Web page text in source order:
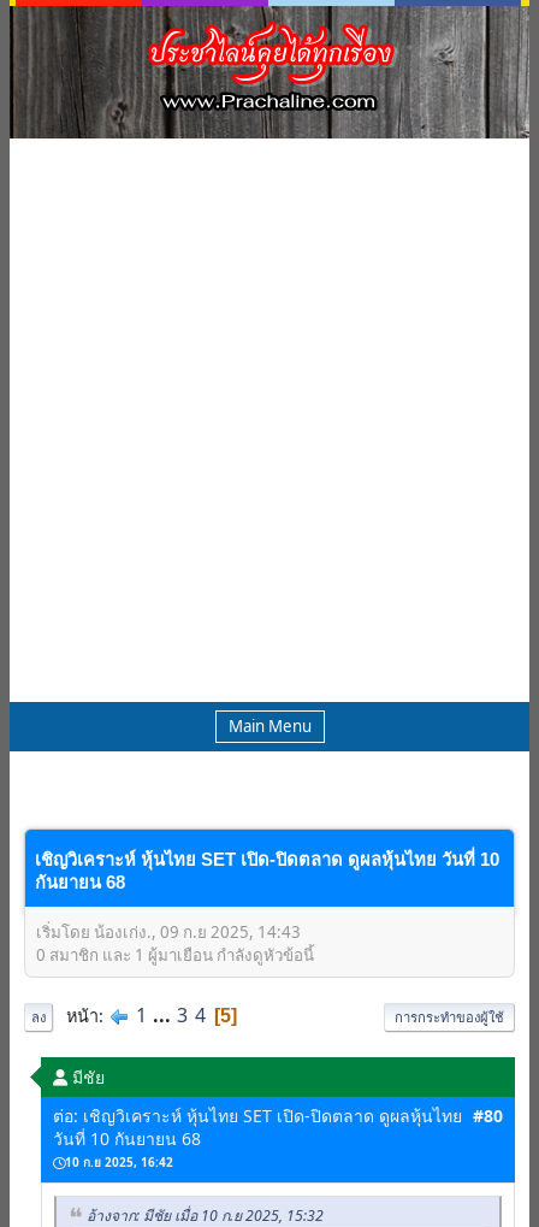
Main Menu
เชิญวิเคราะห์ หุ้นไทย SET เปิด-ปิดตลาด ดูผลหุ้นไทย วันที่ 10
กันยายน 68
เริ่มโดย น้องเก่ง., 09 ก.ย 2025, 14:43
0 สมาชิก และ 1 ผู้มาเยือน กำลังดูหัวข้อนี้
ลง หน้า 1 ... 3 4 5 การกระทำของผู้ใช้
มีชัย
ต่อ: เชิญวิเคราะห์ หุ้นไทย SET เปิด-ปิดตลาด ดูผลหุ้นไทย
วันที่ 10 กันยายน 68
10 ก.ย 2025, 16:42
#80
อ้างจาก: มีชัย เมื่อ 10 ก.ย 2025, 15:32